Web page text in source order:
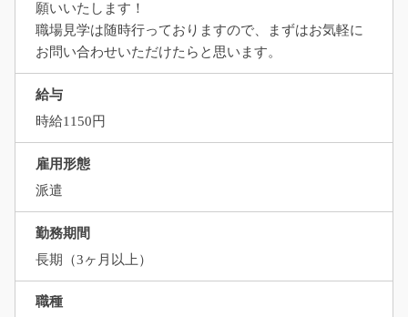
願いいたします！
職場見学は随時行っておりますので、まずはお気軽に
お問い合わせいただけたらと思います。
給与
時給1150円
雇用形態
派遣
勤務期間
長期（3ヶ月以上）
職種